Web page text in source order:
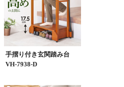
手摺り付き玄関踏み台
VH-7938-D